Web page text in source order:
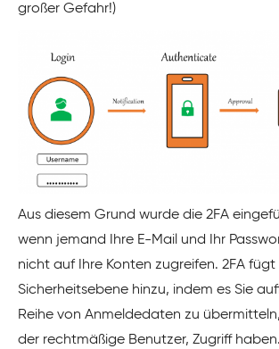
großer Gefahr!)
Aus diesem Grund wurde die 2FA
wenn jemand Ihre E-Mail und Ihr
nicht auf Ihre Konten zugreifen. 2FA
Sicherheitsebene hinzu, indem es Sie
Reihe von Anmeldedaten zu
der rechtmäßige Benutzer, Zugriff